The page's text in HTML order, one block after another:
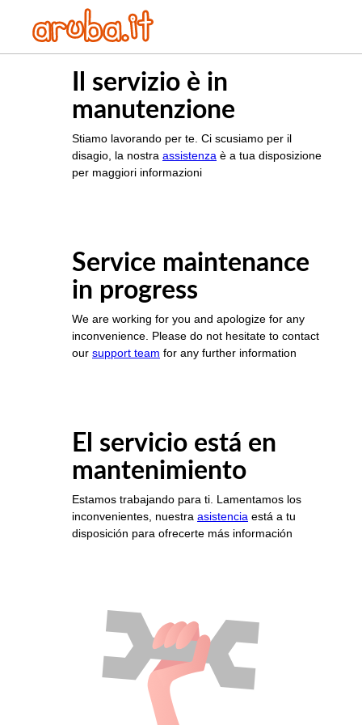
Il servizio è in
manutenzione
Stiamo lavorando per te. Ci scusiamo per il
disagio, la nostra assistenza è a tua disposizione
per maggiori informazioni
Service maintenance
in progress
We are working for you and apologize for any
inconvenience. Please do not hesitate to contact
our support team for any further information
El servicio está en
mantenimiento
Estamos trabajando para ti. Lamentamos los
inconvenientes, nuestra asistencia está a tu
disposición para ofrecerte más información